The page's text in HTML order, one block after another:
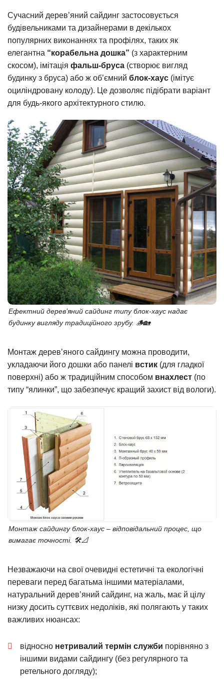
Сучасний дерев’яний сайдинг застосовується
будівельниками та дизайнерами в декількох
популярних виконаннях та профілях, таких як
елегантна “корабельна дошка” (з характерним
скосом), імітація фальш-бруса (створює вигляд
будинку з бруса) або ж об’ємний блок-хаус (імітує
оциліндровану колоду). Це дозволяє підібрати варіант
для будь-якого архітектурного стилю.
Ефектний дерев’яний сайдинг типу блок-хаус надає
будинку вигляду традиційного зрубу. 🪵🏡
Монтаж дерев’яного сайдингу можна проводити,
укладаючи його дошки або панелі встик (для гладкої
поверхні) або ж традиційним способом внахлест (по
типу “ялинки”, що забезпечує кращий захист від вологи).
Монтаж сайдингу блок-хаус – відповідальний процес, що
вимагає точності. 🛠️📐
Незважаючи на свої очевидні естетичні та екологічні
переваги перед багатьма іншими матеріалами,
натуральний дерев’яний сайдинг, на жаль, має й цілу
низку досить суттєвих недоліків, які полягають у таких
важливих нюансах:
відносно нетривалий термін служби порівняно з
іншими видами сайдингу (без регулярного та
ретельного догляду);